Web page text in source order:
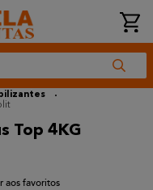
Top 4KG